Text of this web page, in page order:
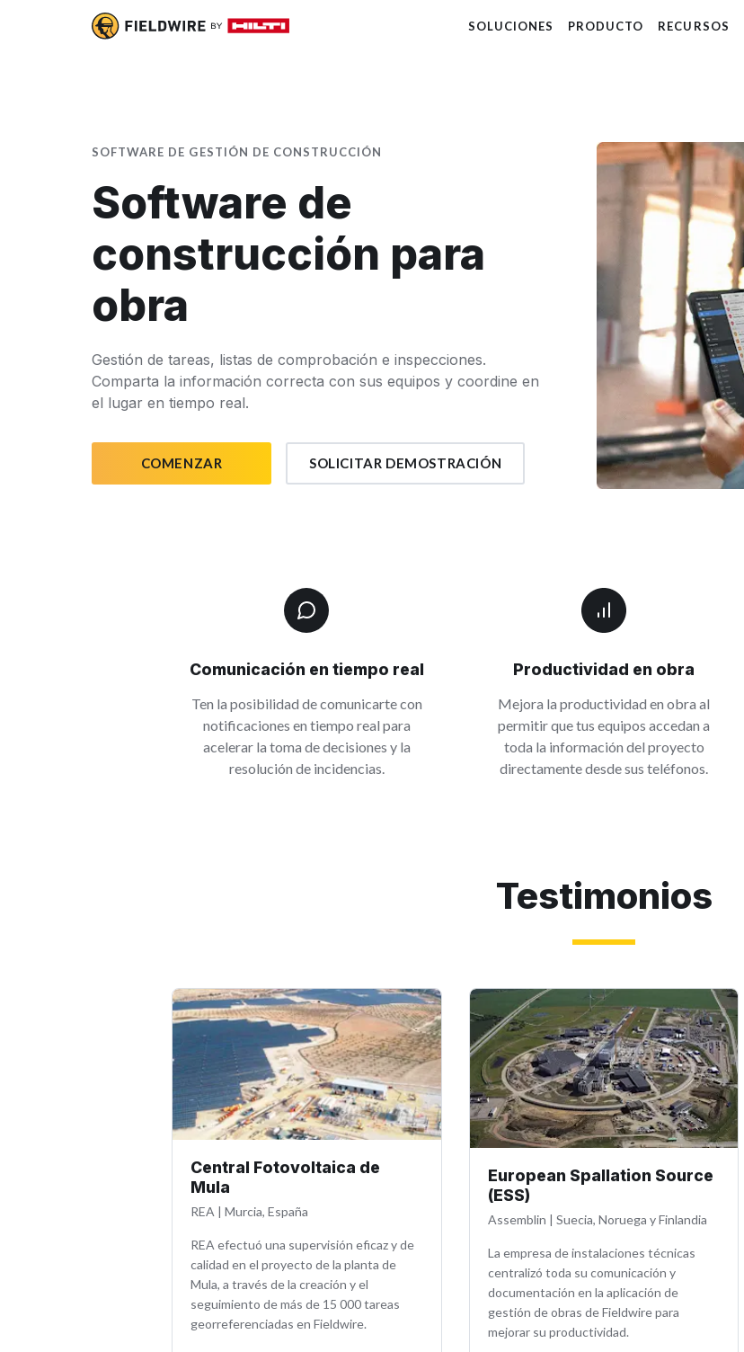
SOLUCIONES PRODUCTO RECURSOS
SOFTWARE DE GESTIÓN DE CONSTRUCCIÓN
Software de
construcción para
obra
Gestión de tareas, listas de comprobación e inspecciones.
Comparta la información correcta con sus equipos y coordine en
el lugar en tiempo real.
COMENZAR SOLICITAR DEMOSTRACIÓN
Comunicación en tiempo real
Ten la posibilidad de comunicarte con
notificaciones en tiempo real para
acelerar la toma de decisiones y la
resolución de incidencias.
Productividad en obra
Mejora la productividad en obra al
permitir que tus equipos accedan a
toda la información del proyecto
directamente desde sus teléfonos.
Testimonios
Central Fotovoltaica de
Mula
REA | Murcia, España
REA efectuó una supervisión eficaz y de
calidad en el proyecto de la planta de
Mula, a través de la creación y el
seguimiento de más de 15 000 tareas
georreferenciadas en Fieldwire.
European Spallation Source
(ESS)
Assemblin | Suecia, Noruega y Finlandia
La empresa de instalaciones técnicas
centralizó toda su comunicación y
documentación en la aplicación de
gestión de obras de Fieldwire para
mejorar su productividad.